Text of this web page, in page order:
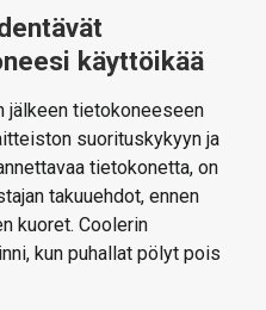
käyttöikää
jälkeen tietokoneeseen
suorituskykyyn ja
tietokonetta, on
takuuehdot, ennen
kuoret. Coolerin
kun puhallat pölyt pois